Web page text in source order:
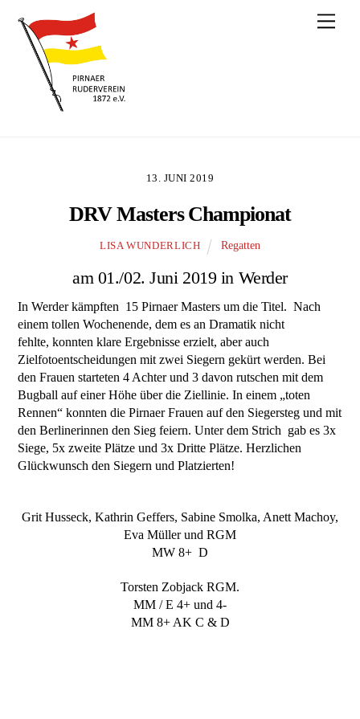
content
13. JUNI 2019
DRV Masters Championat
LISA WUNDERLICH Regatten
am 01./02. Juni 2019 in Werder
In Werder kämpften 15 Pirnaer Masters um die Titel. Nach
einem tollen Wochenende, dem es an Dramatik nicht
fehlte, konnten klare Ergebnisse erzielt, aber auch
Zielfotoentscheidungen mit zwei Siegern gekürt werden. Bei
den Frauen starteten 4 Achter und 3 davon rutschen mit dem
Bugball auf einer Höhe über die Ziellinie. In einem „toten
Rennen“ konnten die Pirnaer Frauen auf den Siegersteg und mit
den Berlinerinnen den Sieg feiern. Unter dem Strich gab es 3x
Siege, 5x zweite Plätze und 3x Dritte Plätze. Herzlichen
Glückwunsch den Siegern und Platzierten!
Grit Husseck, Kathrin Geffers, Sabine Smolka, Anett Machoy,
Eva Müller und RGM
MW 8+ D
Torsten Zobjack RGM.
MM / E 4+ und 4-
MM 8+ AK C & D